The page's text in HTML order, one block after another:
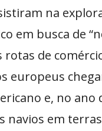
na
em busca de
rotas de
europeus
e, no ano
navios em terras